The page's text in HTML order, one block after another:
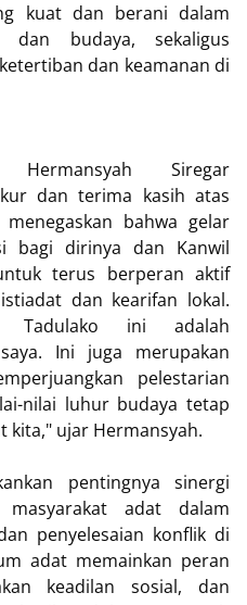
kuat dan berani dalam
dan budaya, sekaligus
dan keamanan di
Hermansyah Siregar
dan terima kasih atas
bahwa gelar
bagi dirinya dan Kanwil
terus berperan aktif
dan kearifan lokal.
Tadulako ini adalah
Ini juga merupakan
pelestarian
nilai luhur budaya tetap
kita," ujar Hermansyah.
pentingnya sinergi
adat dalam
penyelesaian konflik di
adat memainkan peran
keadilan sosial, dan